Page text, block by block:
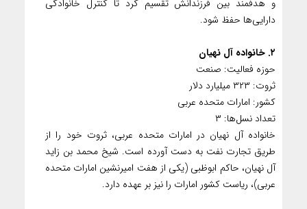
و هدفمند بین فرزندانش تقسیم کرد تا کنترل خانوادگی
دارایی‌ها حفظ شود.
۲. خانواده آل نهیان
حوزه فعالیت: صنعت
ثروت: ۳۲۳ میلیارد دلار
کشور: امارات متحده عربی
تعداد نسل‌ها: ۳
خانواده آل نهیان در امارات متحده عربی، ثروت خود را از
طریق تجارت نفت به دست آورده است. شیخ محمد بن زاید
آل نهیان، حاکم ابوظبی (یکی از هفت امیرنشین امارات متحده
عربی)، ریاست کشور امارات را نیز بر عهده دارد.